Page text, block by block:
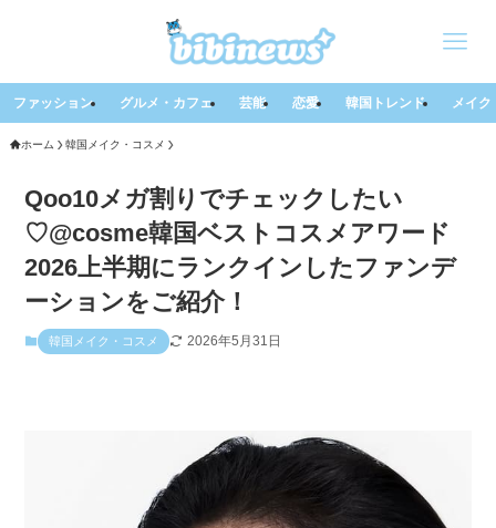
ファッション グルメ・カフェ 芸能 恋愛 韓国トレンド メイク
ホーム 韓国メイク・コスメ
Qoo10メガ割りでチェックしたい
♡@cosme韓国ベストコスメアワード
2026上半期にランクインしたファンデ
ーションをご紹介！
韓国メイク・コスメ 2026年5月31日